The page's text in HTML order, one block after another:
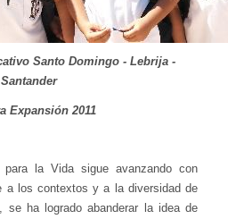
Santo Domingo - Lebrija -
Santander
Expansión 2011
para la Vida sigue avanzando con
a los contextos y a la diversidad de
se ha logrado abanderar la idea de